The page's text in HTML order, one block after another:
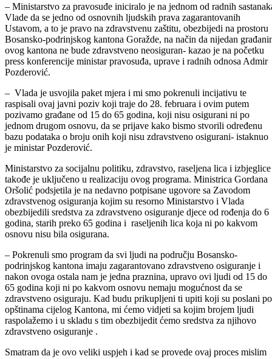
– Ministarstvo za pravosuđe iniciralo je na jednom od radnih
Vlade da se jedno od osnovnih ljudskih prava zagarantovanih
Ustavom, a to je pravo na zdravstvenu zaštitu, obezbijedi na prostoru
Bosansko-podrinjskog kantona Goražde, na način da nijedan
ovog kantona ne bude zdravstveno neosiguran- kazao je na početku
press konferencije ministar pravosuđa, uprave i radnih odnosa Admir
Pozderović.
– Vlada je usvojila paket mjera i mi smo pokrenuli incijativu te
raspisali ovaj javni poziv koji traje do 28. februara i ovim putem
pozivamo građane od 15 do 65 godina, koji nisu osigurani ni po
jednom drugom osnovu, da se prijave kako bismo stvorili određenu
bazu podataka o broju onih koji nisu zdravstveno osigurani- istaknuo
je ministar Pozderović.
Ministarstvo za socijalnu politiku, zdravstvo, raseljena lica i izbjeglice
takođe je uključeno u realizaciju ovog programa. Ministrica Gordana
Oršolić podsjetila je na nedavno potpisane ugovore sa Zavodom
zdravstvenog osiguranja kojim su resorno Ministarstvo i Vlada
obezbijedili sredstva za zdravstveno osiguranje djece od rođenja do 6
godina, starih preko 65 godina i raseljenih lica koja ni po kakvom
osnovu nisu bila osigurana.
– Pokrenuli smo program da svi ljudi na području Bosansko-
podrinjskog kantona imaju zagarantovano zdravstveno osiguranje i
nakon ovoga ostala nam je jedna praznina, upravo ovi ljudi od 15 do
65 godina koji ni po kakvom osnovu nemaju mogućnost da se
zdravstveno osiguraju. Kad budu prikupljeni ti upiti koji su poslani po
opštinama cijelog Kantona, mi ćemo vidjeti sa kojim brojem ljudi
raspolažemo i u skladu s tim obezbijedit ćemo sredstva za njihovo
zdravstveno osiguranje .
Smatram da je ovo veliki uspjeh i kad se provede ovaj proces mislim